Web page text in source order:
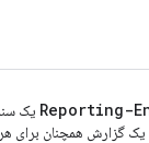
Reporting- یک
یک گزارش همچنان برای